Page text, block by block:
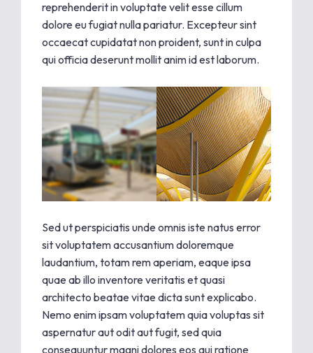
reprehenderit in voluptate velit esse cillum
dolore eu fugiat nulla pariatur. Excepteur sint
occaecat cupidatat non proident, sunt in culpa
qui officia deserunt mollit anim id est laborum.
Sed ut perspiciatis unde omnis iste natus error
sit voluptatem accusantium doloremque
laudantium, totam rem aperiam, eaque ipsa
quae ab illo inventore veritatis et quasi
architecto beatae vitae dicta sunt explicabo.
Nemo enim ipsam voluptatem quia voluptas sit
aspernatur aut odit aut fugit, sed quia
consequuntur magni dolores eos qui ratione